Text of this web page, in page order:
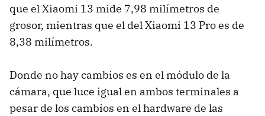
que el Xiaomi 13 mide 7,98 milímetros de
grosor, mientras que el del Xiaomi 13 Pro es de
8,38 milímetros.
Donde no hay cambios es en el módulo de la
cámara, que luce igual en ambos terminales a
pesar de los cambios en el hardware de las